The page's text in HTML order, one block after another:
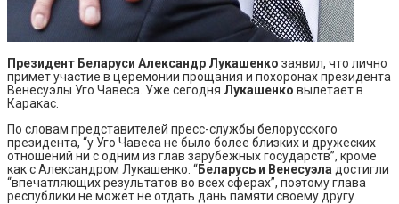
Президент Беларуси Александр Лукашенко заявил, что лично
примет участие в церемонии прощания и похоронах президента
Венесуэлы Уго Чавеса. Уже сегодня Лукашенко вылетает в
Каракас.
По словам представителей пресс-службы белорусского
президента, “у Уго Чавеса не было более близких и дружеских
отношений ни с одним из глав зарубежных государств”, кроме
как с Александром Лукашенко. “Беларусь и Венесуэла достигли
“впечатляющих результатов во всех сферах”, поэтому глава
республики не может не отдать дань памяти своему другу.